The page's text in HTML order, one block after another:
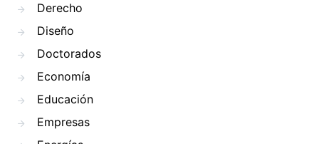
Derecho
Diseño
Doctorados
Economía
Educación
Empresas